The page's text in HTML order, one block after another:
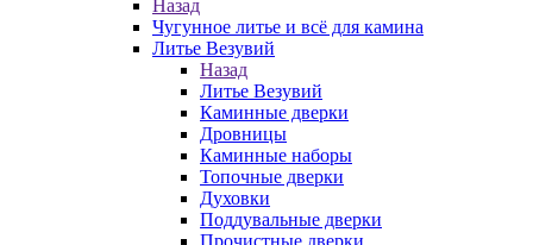
Назад
Чугунное литье и всё для камина
Литье Везувий
Назад
Литье Везувий
Каминные дверки
Дровницы
Каминные наборы
Топочные дверки
Духовки
Поддувальные дверки
Прочистные дверки